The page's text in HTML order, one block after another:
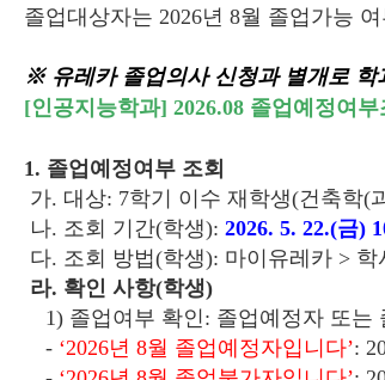
졸업대상자는 2026년 8월 졸업가능
※ 유레카 졸업의사 신청과 별개로 학
[인공지능학과] 2026.08 졸업예정여부
1. 졸업예정여부 조회
가. 대상: 7학기 이수 재학생(건축학(
나. 조회 기간(학생): 2026. 5. 22.(금)
다. 조회 방법(학생): 마이유레카 >
라. 확인 사항(학생)
1) 졸업여부 확인: 졸업예정자 또는
- ‘2026년 8월 졸업예정자입니다’: